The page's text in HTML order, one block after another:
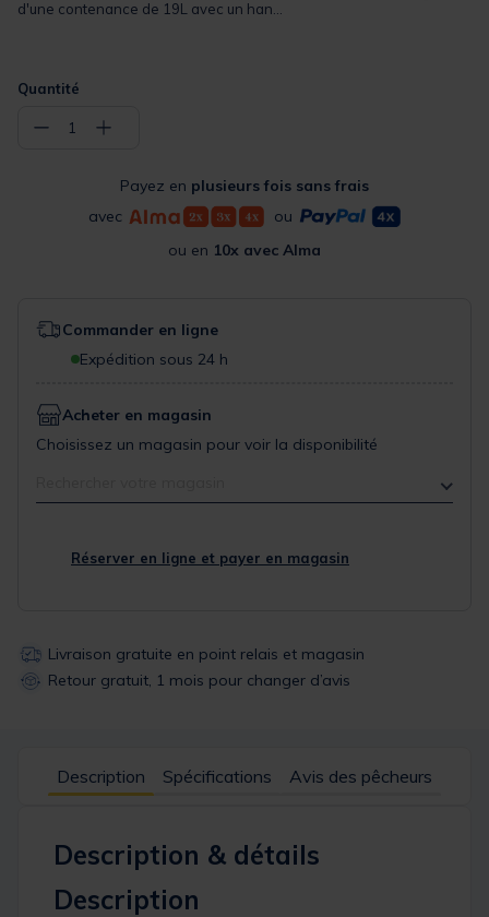
d'une contenance de 19L avec un han...
Quantité
− 1 +
Payez en plusieurs fois sans frais
avec
ou
ou en 10x avec Alma
Commander en ligne
Expédition sous 24 h
Acheter en magasin
Choisissez un magasin pour voir la disponibilité
Réserver en ligne et payer en magasin
Livraison gratuite en point relais et magasin
Retour gratuit, 1 mois pour changer d’avis
Description Spécifications Avis des pêcheurs
Description & détails
Description